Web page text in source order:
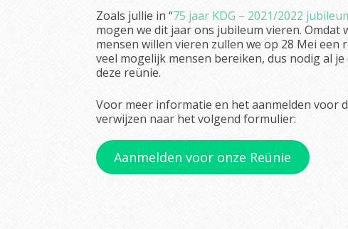
Zoals jullie in “75 jaar KDG – 2021/2022
mogen we dit jaar ons jubileum vieren. Omdat
mensen willen vieren zullen we op 28 Mei een
veel mogelijk mensen bereiken, dus nodig al
deze reünie.
Voor meer informatie en het aanmelden voor
verwijzen naar het volgend formulier:
Aanmelden voor onze Reünie